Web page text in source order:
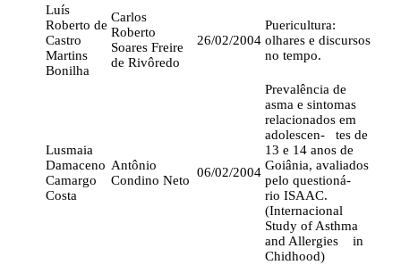
Luís
Roberto de
Castro
Martins
Bonilha
Carlos
Roberto
Soares Freire
de Rivôredo
26/02/2004
Puericultura:
olhares e discursos
no tempo.
Lusmaia
Damaceno
Camargo
Costa
Antônio
Condino Neto
06/02/2004
Prevalência de
asma e sintomas
relacionados em
adolescen- tes de
13 e 14 anos de
Goiânia, avaliados
pelo questioná-
rio ISAAC.
(Internacional
Study of Asthma
and Allergies in
Chidhood)